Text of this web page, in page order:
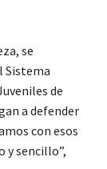
se
Sistema
de
a defender
con esos
y sencillo”,